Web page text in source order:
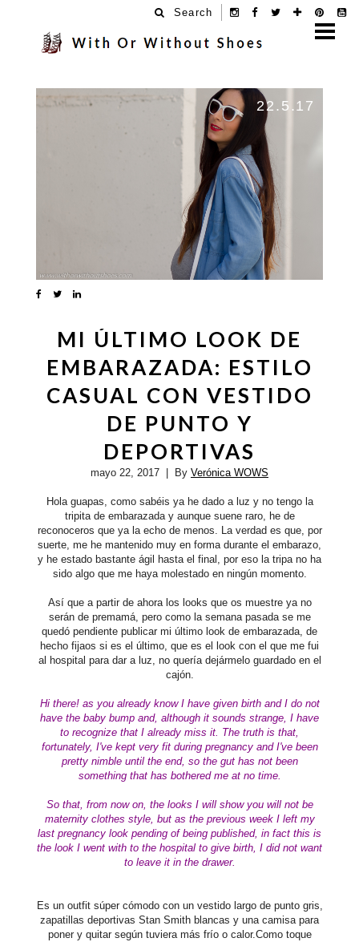
Search
22.5.17
MI ÚLTIMO LOOK DE
EMBARAZADA: ESTILO
CASUAL CON VESTIDO
DE PUNTO Y
DEPORTIVAS
mayo 22, 2017 | By Verónica WOWS
Hola guapas, como sabéis ya he dado a luz y no tengo la
tripita de embarazada y aunque suene raro, he de
reconoceros que ya la echo de menos. La verdad es que, por
suerte, me he mantenido muy en forma durante el embarazo,
y he estado bastante ágil hasta el final, por eso la tripa no ha
sido algo que me haya molestado en ningún momento.
Así que a partir de ahora los looks que os muestre ya no
serán de premamá, pero como la semana pasada se me
quedó pendiente publicar mi último look de embarazada, de
hecho fijaos si es el último, que es el look con el que me fui
al hospital para dar a luz, no quería dejármelo guardado en el
cajón.
Hi there!as you already know I have given birth and I do not
have the baby bump and, although it sounds strange, I have
to recognize that I already miss it. The truth is that,
fortunately, I've kept very fit during pregnancy and I've been
pretty nimble until the end, so the gut has not been
something that has bothered me at no time.
So that, from now on, the looks I will show you will not be
maternity clothes style, but as the previous week I left my
last pregnancy look pending of being published, in fact this is
the look I went with to the hospital to give birth, I did not want
to leave it in the drawer.
Es un outfit súper cómodo con un vestido largo de punto gris,
zapatillas deportivas Stan Smith blancas y una camisa para
poner y quitar según tuviera más frío o calor.Como toque